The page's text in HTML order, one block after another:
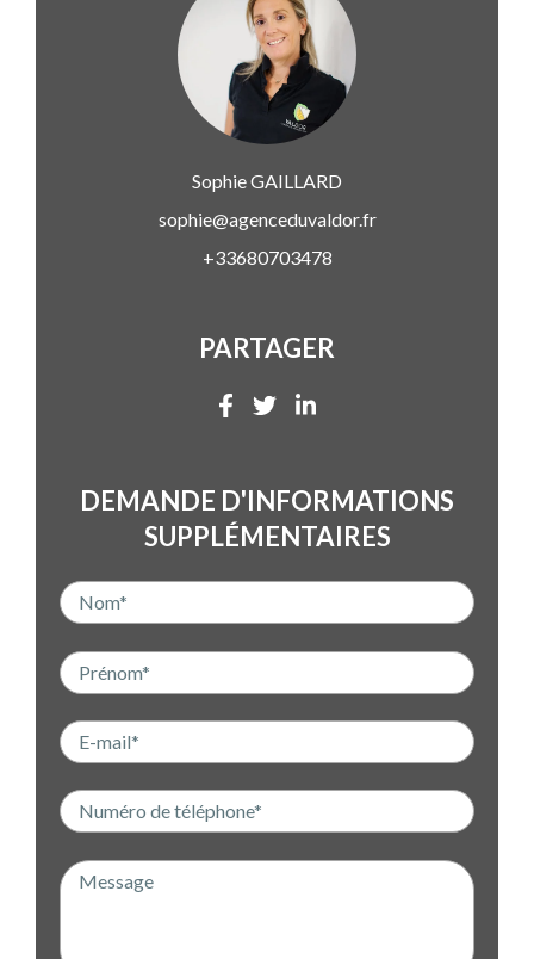
SophieGAILLARD
sophie@agenceduvaldor.fr
+33680703478
PARTAGER
DEMANDE D'INFORMATIONS
SUPPLÉMENTAIRES